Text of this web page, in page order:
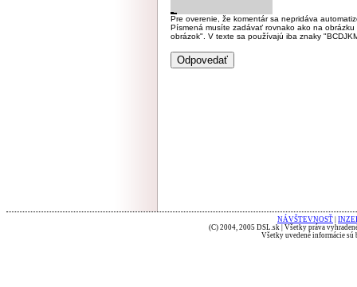
Pre overenie, že komentár sa nepridáva
Písmená musíte zadávať rovnako ako na
obrázok". V texte sa používajú iba znaky
NÁVŠTEVNOSŤ
(C) 2004, 2005 DSL.sk | Všetky práva
Všetky uvedené informácie sú